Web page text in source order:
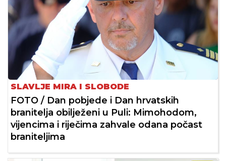
SLAVLJE MIRA I SLOBODE
FOTO / Dan pobjede i Dan hrvatskih
branitelja obilježeni u Puli: Mimohodom,
vijencima i riječima zahvale odana počast
braniteljima